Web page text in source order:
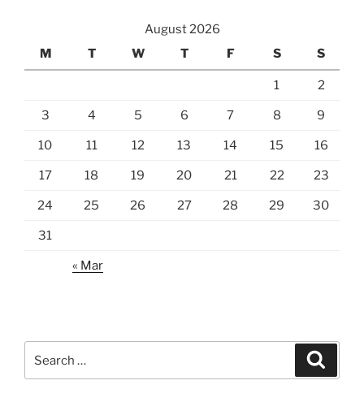
August 2026
M
T W T F S S
1 2
3 4 5 6 7 8 9
10 11 12 13 14 15 16
17 18 19 20 21 22 23
24 25 26 27 28 29 30
31
« Mar
for: